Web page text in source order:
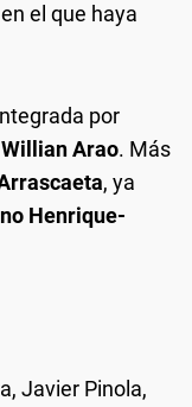
el que haya
por
Willian Arao. Más
, ya
Henrique-
Javier Pinola,